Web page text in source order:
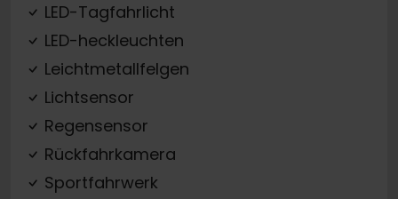
LED-Tagfahrlicht
LED-heckleuchten
Leichtmetallfelgen
Lichtsensor
Regensensor
Rückfahrkamera
Sportfahrwerk